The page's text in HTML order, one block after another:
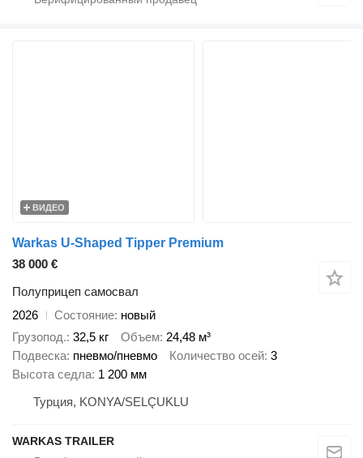
ВИДЕО
Warkas U-Shaped Tipper Premium
38 000 €
Полуприцеп самосвал
2026
Состояние новый
Грузопод. 32,5 кг Объем 24,48 м³
Подвеска пневмо/пневмо Количество осей 3
Высота седла 1 200 мм
Турция, KONYA/SELÇUKLU
WARKAS TRAILER